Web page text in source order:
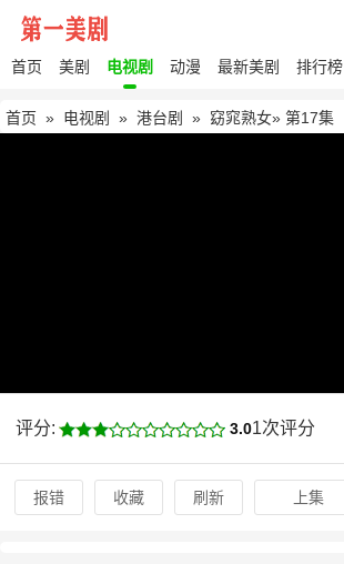
首页 美剧 电视剧 动漫 最新美剧 排行榜
首页 » 电视剧 » 港台剧 » 窈窕熟女» 第17集
评分: 3.01次评分
报错 收藏 刷新 上集